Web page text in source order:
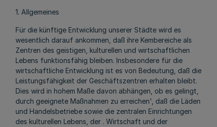
1. Allgemeines
Für die künftige Entwicklung unserer Städte wird es
wesentlich darauf ankommen, daß ihre Kembereiche als
Zentren des geistigen, kulturellen und wirtschaftlichen
Lebens funktionsfähig bleiben. Insbesondere für die
wirtschaftliche Entwicklung ist es von Bedeutung, daß die
Leistungsfähigkeit der Geschäftszentren erhalten bleibt.
Dies wird in hohem Maße davon abhängen, ob es gelingt,
durch geeignete Maßnahmen zu erreichen', daß die Läden
und Handelsbetriebe sowie die zentralen Einrichtungen
des kulturellen Lebens, der . Wirtschaft und der